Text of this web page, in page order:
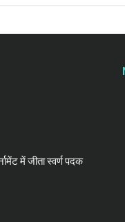
में जीता स्वर्ण पदक